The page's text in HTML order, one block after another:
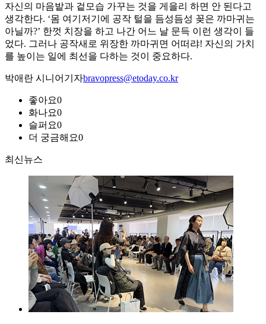
자신의 마음밭과 겉모습 가꾸는 것을 게을리 하면 안 된다고
생각한다. ‘몸 여기저기에 공작 털을 듬성듬성 꽂은 까마귀는
아닐까?’ 한껏 치장을 하고 나간 어느 날 문득 이런 생각이 들
었다. 그러나 공작새로 위장한 까마귀면 어떠랴! 자신의 가치
를 높이는 일에 최선을 다하는 것이 중요하다.
박애란 시니어기자bravopress@etoday.co.kr
좋아요0
화나요0
슬퍼요0
더 궁금해요0
최신뉴스